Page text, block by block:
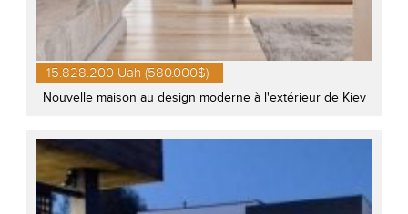
15.828.200 Uah (580.000$)
Nouvelle maison au design moderne à l'extérieur de Kiev